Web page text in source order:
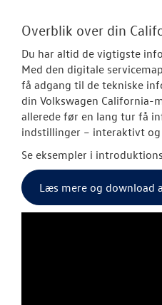
Overblik over din
Du har altid de vigtigste
Med den digitale
få adgang til de tekniske
din Volkswagen California-
allerede før en lang tur få
indstillinger – interaktivt
Se eksempler i
Læs mere og download